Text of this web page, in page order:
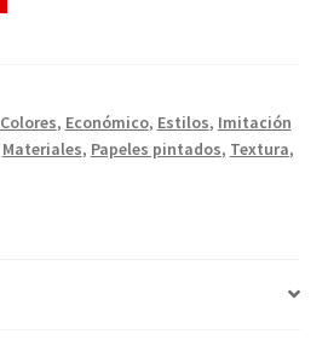
Colores, Económico, Estilos, Imitación
Materiales, Papeles pintados, Textura,